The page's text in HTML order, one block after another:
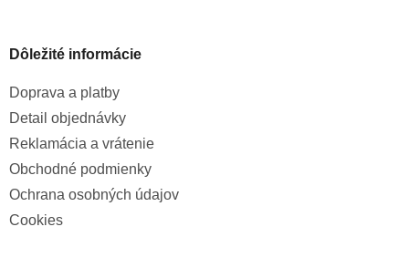
Dôležité informácie
Doprava a platby
Detail objednávky
Reklamácia a vrátenie
Obchodné podmienky
Ochrana osobných údajov
Cookies